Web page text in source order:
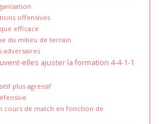
offensives
efficace
du milieu de terrain
adversaires
elles ajuster la formation 4-4-1-1
plus agressif
cours de match en fonction de